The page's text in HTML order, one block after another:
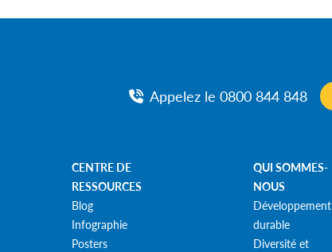
Appelez le 0800 844 848
CENTRE DE
RESSOURCES
Blog
Infographie
Posters
QUI SOMMES-
NOUS
Développement
durable
Diversité et